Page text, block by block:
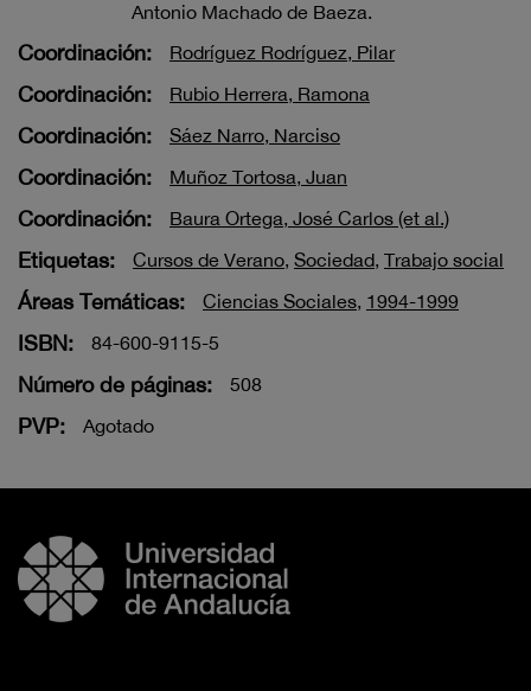
Antonio Machado de Baeza.
Coordinación: Rodríguez Rodríguez, Pilar
Coordinación: Rubio Herrera, Ramona
Coordinación: Sáez Narro, Narciso
Coordinación: Muñoz Tortosa, Juan
Coordinación: Baura Ortega, José Carlos (et al.)
Etiquetas: Cursos de Verano, Sociedad, Trabajo social
Áreas Temáticas: Ciencias Sociales, 1994-1999
ISBN: 84-600-9115-5
Número de páginas: 508
PVP: Agotado